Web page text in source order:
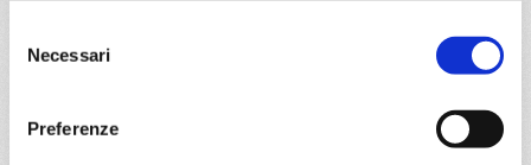
delNecessari
Preferenze
MSC Divina